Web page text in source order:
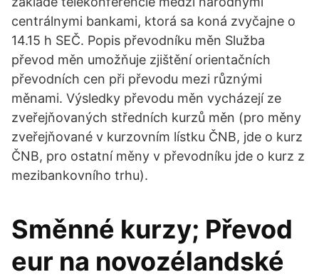
centrálnymi bankami, ktorá sa koná zvyčajne o
14.15 h SEČ. Popis převodníku měn Služba
převod měn umožňuje zjištění orientačních
převodních cen při převodu mezi různými
měnami. Výsledky převodu měn vycházejí ze
zveřejňovaných středních kurzů měn (pro měny
zveřejňované v kurzovním lístku ČNB, jde o kurz
ČNB, pro ostatní měny v převodníku jde o kurz z
mezibankovního trhu).
Směnné kurzy; Převod
eur na novozélandské